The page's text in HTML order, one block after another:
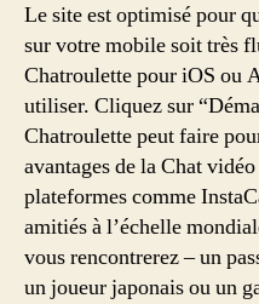
Le site est optimisé pour
sur votre mobile soit très
Chatroulette pour iOS ou
utiliser. Cliquez sur
Chatroulette peut faire
avantages de la Chat
plateformes comme
amitiés à l’échelle
vous rencontrerez – un
un joueur japonais ou un